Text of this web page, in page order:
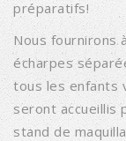
préparatifs!
Nous fournirons
écharpes
tous les enfants
seront accueillis
stand de